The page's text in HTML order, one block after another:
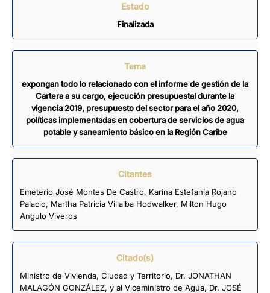
Estado
Finalizada
Tema
expongan todo lo relacionado con el informe de gestión de la
Cartera a su cargo, ejecución presupuestal durante la
vigencia 2019, presupuesto del sector para el año 2020,
políticas implementadas en cobertura de servicios de agua
potable y saneamiento básico en la Región Caribe
Citantes
Emeterio José Montes De Castro, Karina Estefanía Rojano
Palacio, Martha Patricia Villalba Hodwalker, Milton Hugo
Angulo Viveros
Citado(s)
Ministro de Vivienda, Ciudad y Territorio, Dr. JONATHAN
MALAGÓN GONZÁLEZ, y al Viceministro de Agua, Dr. JOSÉ